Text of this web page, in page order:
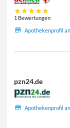
1 Bewertungen
Apothekenprofil
pzn24.de
Apothekenprofil